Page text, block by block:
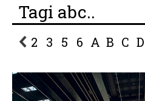
Tagi abc..
2 3 5 6 A B C D